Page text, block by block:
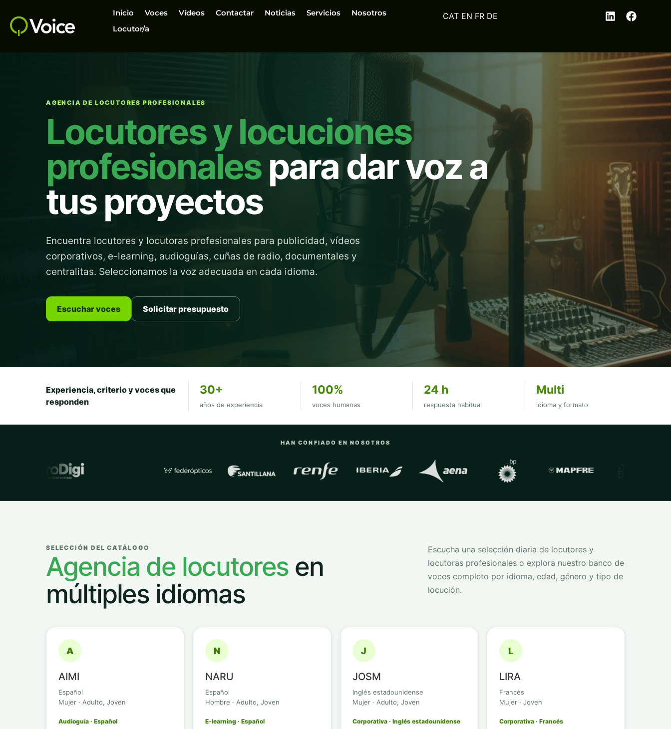
Inicio Voces Vídeos Contactar Noticias Servicios
Nosotros
Locutor/a
EN FR DE
AGENCIA DE LOCUTORES PROFESIONALES
Locutores y locuciones
profesionalespara dar voz a
tus proyectos
Encuentra locutores y locutoras profesionales para publicidad, vídeos
corporativos, e-learning, audioguías, cuñas de radio, documentales y
centralitas. Seleccionamos la voz adecuada en cada idioma.
Escuchar voces Solicitar presupuesto
Experiencia, criterio y voces que
responden
30+
años de experiencia
100%
voces humanas
24 h
respuesta habitual
Multi
idioma y formato
HAN CONFIADO EN NOSOTROS
Empresas y organizaciones con las que trabajaQVoice
SELECCIÓN DEL CATÁLOGO
Agencia de locutores en
múltiples idiomas
Escucha una selección diaria de locutores y
locutoras profesionales o explora nuestro banco de
voces completo por idioma, edad, género y tipo de
locución.
A
AIMI
Español
Mujer · Adulto, Joven
Audioguía · Español
N
NARU
Español
Hombre · Adulto, Joven
E-learning · Español
J
JOSM
Inglés estadounidense
Mujer · Adulto, Joven
Corporativa · Inglés estadounidense
L
LIRA
Francés
Mujer · Joven
Corporativa · Francés